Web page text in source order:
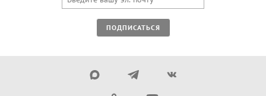
ПОДПИСАТЬСЯ